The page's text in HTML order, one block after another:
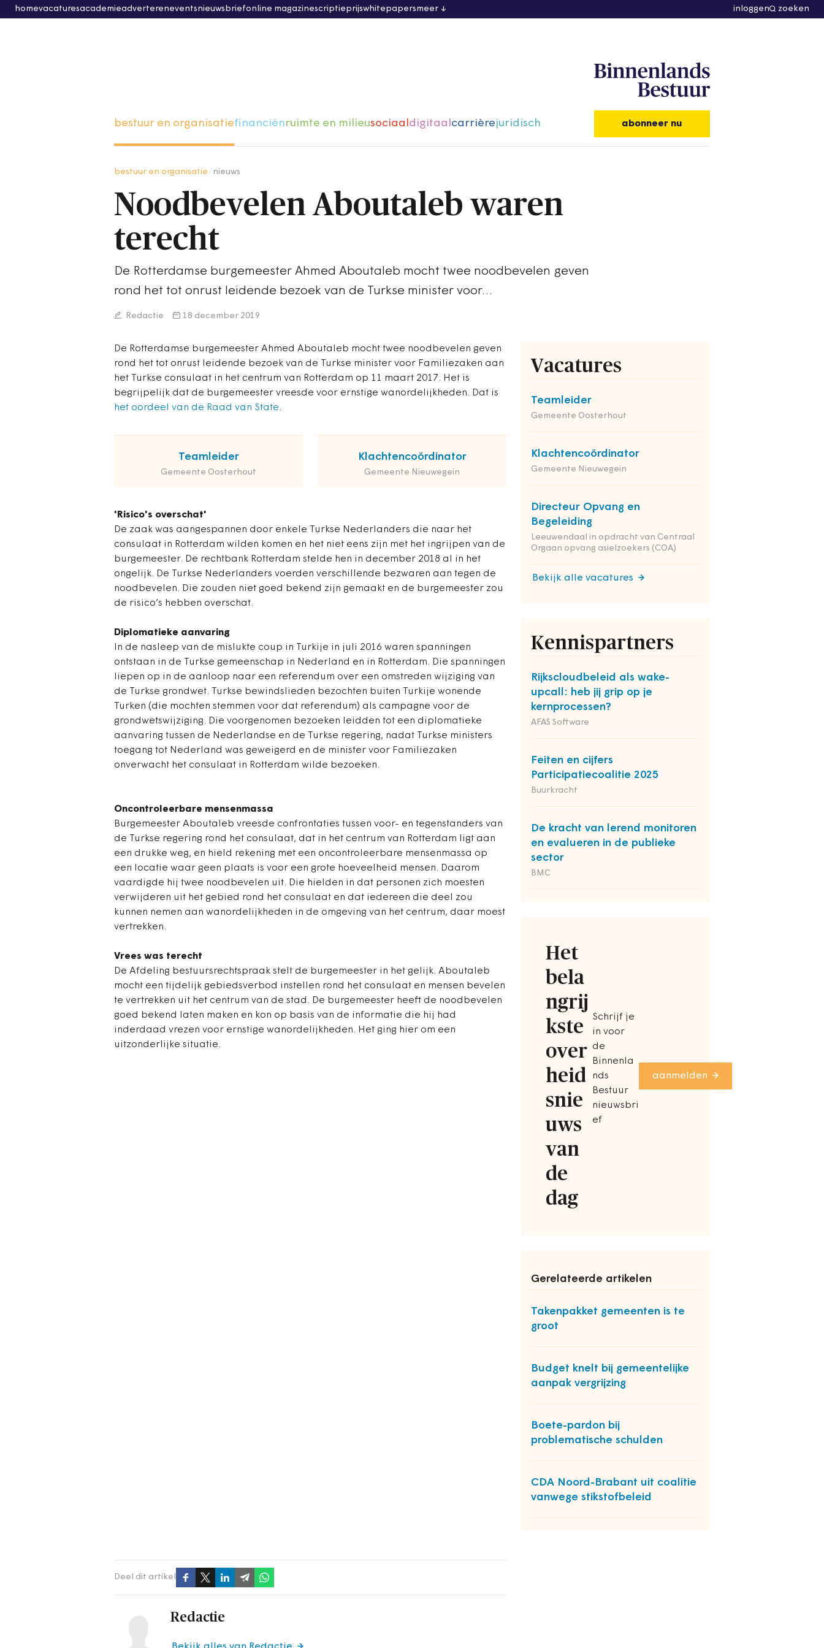
homevacaturesacademieadvertereneventsnieuwsbriefonline magazinescriptieprijswhitepapersmeer inloggen zoeken
bestuur en organisatiefinanciënruimte en milieusociaaldigitaalcarrièrejuridisch abonneer nu
bestuur en organisatie nieuws
Noodbevelen Aboutaleb waren
terecht
De Rotterdamse burgemeester Ahmed Aboutaleb mocht twee noodbevelen geven
rond het tot onrust leidende bezoek van de Turkse minister voor…
Redactie 18 december 2019
De Rotterdamse burgemeester Ahmed Aboutaleb mocht twee noodbevelen geven
rond het tot onrust leidende bezoek van de Turkse minister voor Familiezaken aan
het Turkse consulaat in het centrum van Rotterdam op 11 maart 2017. Het is
begrijpelijk dat de burgemeester vreesde voor ernstige wanordelijkheden. Dat is
het oordeel van de Raad van State.
Teamleider
Gemeente Oosterhout
Klachtencoördinator
Gemeente Nieuwegein
'Risico's overschat'
De zaak was aangespannen door enkele Turkse Nederlanders die naar het
consulaat in Rotterdam wilden komen en het niet eens zijn met het ingrijpen van de
burgemeester. De rechtbank Rotterdam stelde hen in december 2018 al in het
ongelijk. De Turkse Nederlanders voerden verschillende bezwaren aan tegen de
noodbevelen. Die zouden niet goed bekend zijn gemaakt en de burgemeester zou
de risico’s hebben overschat.
Diplomatieke aanvaring
In de nasleep van de mislukte coup in Turkije in juli 2016 waren spanningen
ontstaan in de Turkse gemeenschap in Nederland en in Rotterdam. Die spanningen
liepen op in de aanloop naar een referendum over een omstreden wijziging van
de Turkse grondwet. Turkse bewindslieden bezochten buiten Turkije wonende
Turken (die mochten stemmen voor dat referendum) als campagne voor de
grondwetswijziging. Die voorgenomen bezoeken leidden tot een diplomatieke
aanvaring tussen de Nederlandse en de Turkse regering, nadat Turkse ministers
toegang tot Nederland was geweigerd en de minister voor Familiezaken
onverwacht het consulaat in Rotterdam wilde bezoeken.
Vacatures
Teamleider
Gemeente Oosterhout
Klachtencoördinator
Gemeente Nieuwegein
Directeur Opvang en
Begeleiding
Leeuwendaal in opdracht van Centraal
Orgaan opvang asielzoekers (COA)
Bekijk alle vacatures
Kennispartners
Rijkscloudbeleid als wake-
upcall: heb jij grip op je
kernprocessen?
AFAS Software
Feiten en cijfers
Participatiecoalitie 2025
Buurkracht
De kracht van lerend monitoren
en evalueren in de publieke
sector
BMC
Het
bela
ngrij
kste
over
heid
snie
uws
van
de
dag
Schrijf je
in voor
de
Binnenla
nds
Bestuur
nieuwsbri
ef
aanmelden
Gerelateerde artikelen
Takenpakket gemeenten is te
groot
Budget knelt bij gemeentelijke
aanpak vergrijzing
Boete-pardon bij
problematische schulden
CDA Noord-Brabant uit coalitie
vanwege stikstofbeleid
Oncontroleerbare mensenmassa
Burgemeester Aboutaleb vreesde confrontaties tussen voor- en tegenstanders van
de Turkse regering rond het consulaat, dat in het centrum van Rotterdam ligt aan
een drukke weg, en hield rekening met een oncontroleerbare mensenmassa op
een locatie waar geen plaats is voor een grote hoeveelheid mensen. Daarom
vaardigde hij twee noodbevelen uit. Die hielden in dat personen zich moesten
verwijderen uit het gebied rond het consulaat en dat iedereen die deel zou
kunnen nemen aan wanordelijkheden in de omgeving van het centrum, daar moest
vertrekken.
Vrees was terecht
De Afdeling bestuursrechtspraak stelt de burgemeester in het gelijk. Aboutaleb
mocht een tijdelijk gebiedsverbod instellen rond het consulaat en mensen bevelen
te vertrekken uit het centrum van de stad. De burgemeester heeft de noodbevelen
goed bekend laten maken en kon op basis van de informatie die hij had
inderdaad vrezen voor ernstige wanordelijkheden. Het ging hier om een
uitzonderlijke situatie.
Deel dit artikel
Redactie